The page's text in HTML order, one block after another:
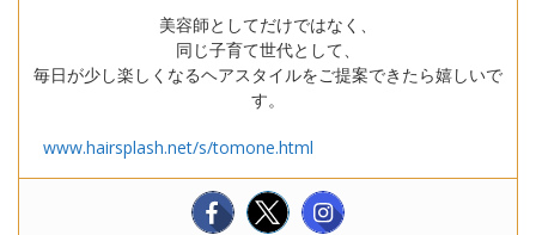
美容師としてだけではなく、
同じ子育て世代として、
毎日が少し楽しくなるヘアスタイルをご提案できたら嬉しいで
す。
www.hairsplash.net/s/tomone.html